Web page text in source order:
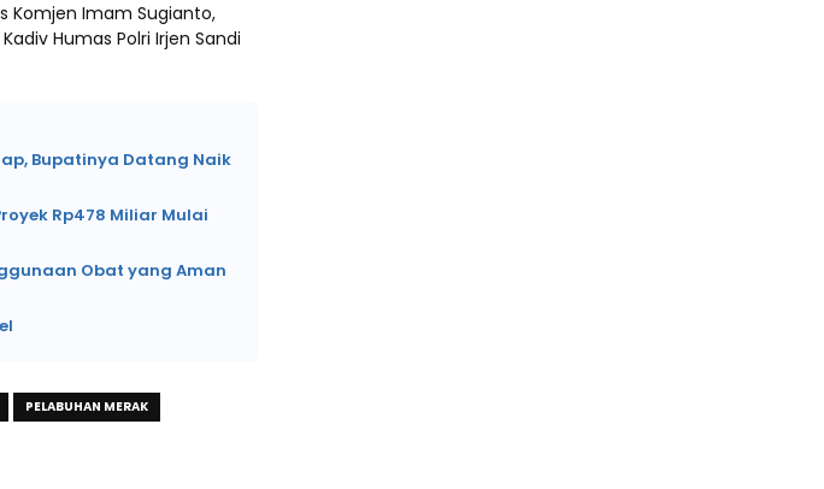
Komjen Imam Sugianto,
Humas Polri Irjen Sandi
Bupatinya Datang Naik
Rp478 Miliar Mulai
Obat yang Aman
PELABUHAN MERAK